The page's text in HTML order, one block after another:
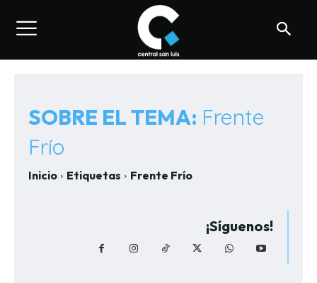
SOBRE EL TEMA: Frente
Frío
Inicio Etiquetas Frente Frío
¡Síguenos!